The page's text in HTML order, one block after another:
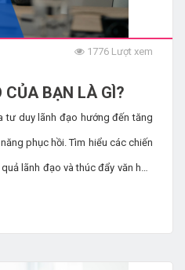
1776 Lượt xem
BẠN LÀ GÌ?
tư duy lãnh đạo hướng đến tăng
phục hồi. Tìm hiểu các chiến
lãnh đạo và thúc đẩy văn hóa